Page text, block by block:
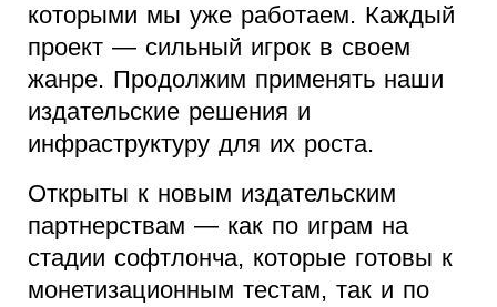
которыми мы уже работаем. Каждый
проект — сильный игрок в своем
жанре. Продолжим применять наши
издательские решения и
инфраструктуру для их роста.
Открыты к новым издательским
партнерствам — как по играм на
стадии софтлонча, которые готовы к
монетизационным тестам, так и по